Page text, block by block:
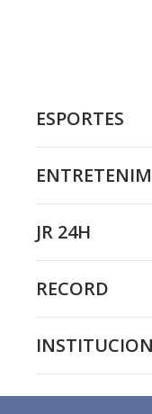
ESPORTES
JR 24H
RECORD